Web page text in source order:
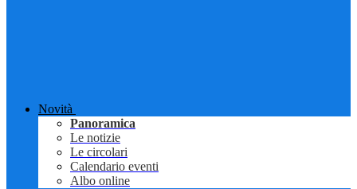
Novità
Panoramica
Le notizie
Le circolari
Calendario eventi
Albo online